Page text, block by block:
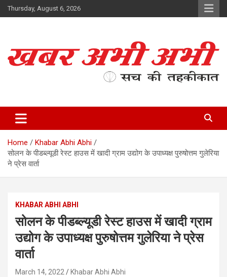
Skip
to
Thursday, August 6, 2026
Home
Khabar Abhi Abhi
सोलन के पीडब्ल्यूडी रेस्ट हाउस में खादी ग्राम उद्योग के उपाध्यक्ष पुरुषोत्तम गुलेरिया
ने प्रेस वार्ता
KHABAR ABHI ABHI
सोलन के पीडब्ल्यूडी रेस्ट हाउस में खादी ग्राम
उद्योग के उपाध्यक्ष पुरुषोत्तम गुलेरिया ने प्रेस
वार्ता
March 14, 2022 Khabar Abhi Abhi